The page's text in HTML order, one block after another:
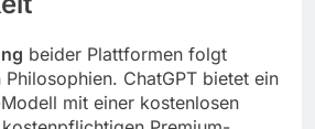
beider Plattformen folgt
ChatGPT bietet ein
mit einer kostenlosen